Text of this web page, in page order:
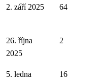
2. září 2025 64
26. října
2025
2
5. ledna
16